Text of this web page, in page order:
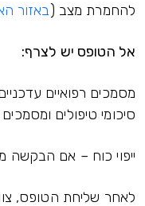
להחמרת מצב (באזור
אל הטופס יש לצרף:
מסמכים רפואיים
סיכומי טיפולים
ייפוי כוח – אם הבקשה
לאחר שליחת הטופס,